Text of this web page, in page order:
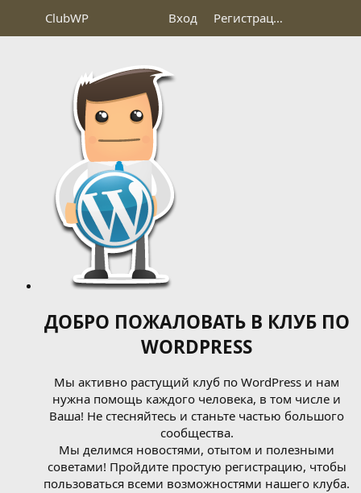
ClubWP Вход Регистрация
ДОБРО ПОЖАЛОВАТЬ В КЛУБ ПО
WORDPRESS
Мы активно растущий клуб по WordPress и нам
нужна помощь каждого человека, в том числе и
Ваша! Не стесняйтесь и станьте частью большого
сообщества.
Мы делимся новостями, отытом и полезными
советами! Пройдите простую регистрацию, чтобы
пользоваться всеми возможностями нашего клуба.